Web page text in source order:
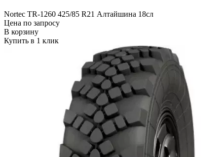
Nortec TR-1260 425/85 R21 Алтайшина 18сл
Цена по запросу
В корзину
Купить в 1 клик